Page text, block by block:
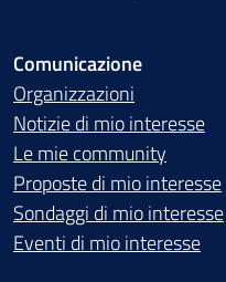
Comunicazione
Organizzazioni
Notizie di mio interesse
Le mie community
Proposte di mio interesse
Sondaggi di mio interesse
Eventi di mio interesse